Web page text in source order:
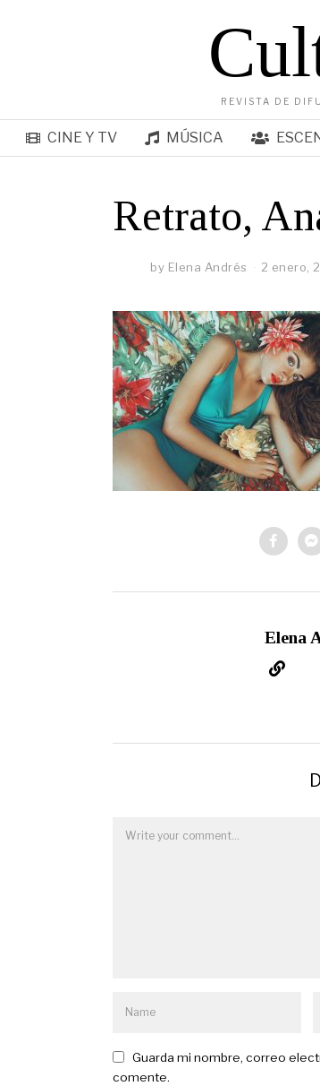
REVISTA DE
CINE Y TV MÚSICA
Retrato,
by Elena Andrés 2 enero,
Elena
Guarda mi nombre, correo
comente.